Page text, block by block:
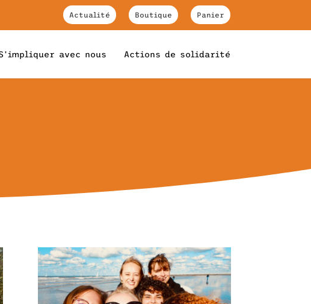
Actualité Boutique Panier
avec nous Actions de solidarité